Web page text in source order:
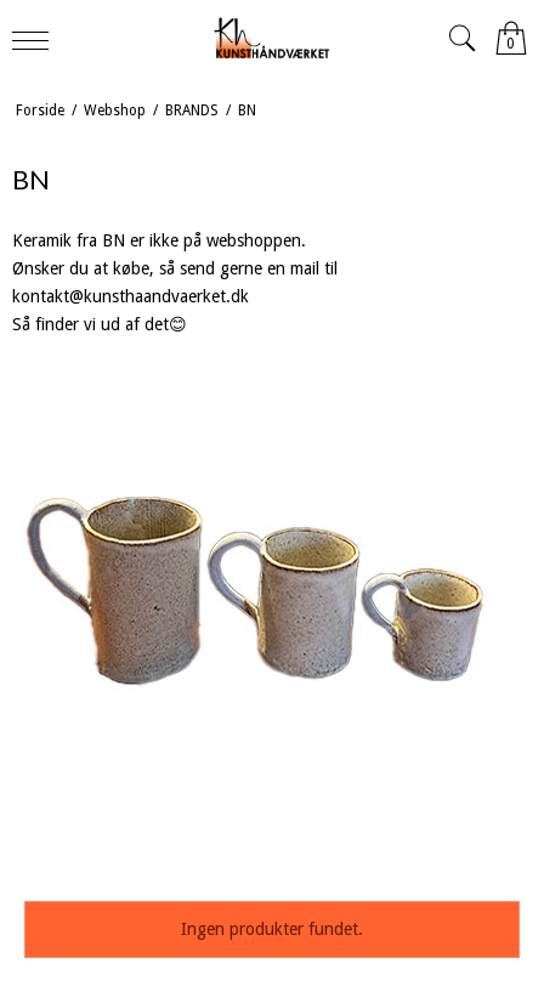
0
Forside / Webshop / BRANDS / BN
BN
Keramik fra BN er ikke på webshoppen.
Ønsker du at købe, så send gerne en mail til
kontakt@kunsthaandvaerket.dk
Så finder vi ud af det😊
Ingen produkter fundet.